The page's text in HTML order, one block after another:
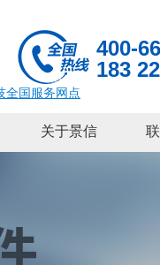
400-
183
全国服务网点
关于景信